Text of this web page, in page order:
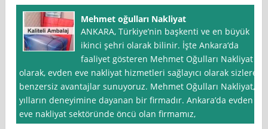
Mehmet oğulları Nakliyat
ANKARA, Türkiye’nin başkenti ve en büyük
ikinci şehri olarak bilinir. İşte Ankara‘da
faaliyet gösteren Mehmet Oğulları Nakliyat
olarak, evden eve nakliyat hizmetleri sağlayıcı olarak sizlere
benzersiz avantajlar sunuyoruz. Mehmet Oğulları Nakliyat,
yılların deneyimine dayanan bir firmadır. Ankara’da evden
eve nakliyat sektöründe öncü olan firmamız,